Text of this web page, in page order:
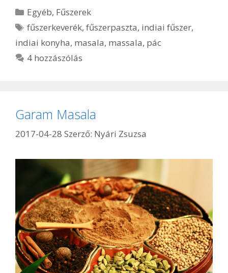
Kategória
Egyéb, Fűszerek
Címkék
fűszerkeverék,fűszerpaszta, indiai fűszer,
indiai konyha, masala, massala, pác
4 hozzászólás
Garam Masala
2017-04-28 Szerző: Nyári Zsuzsa